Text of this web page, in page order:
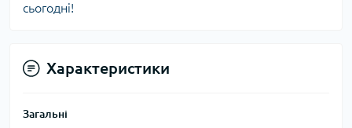
сьогодні!
Характеристики
Загальні